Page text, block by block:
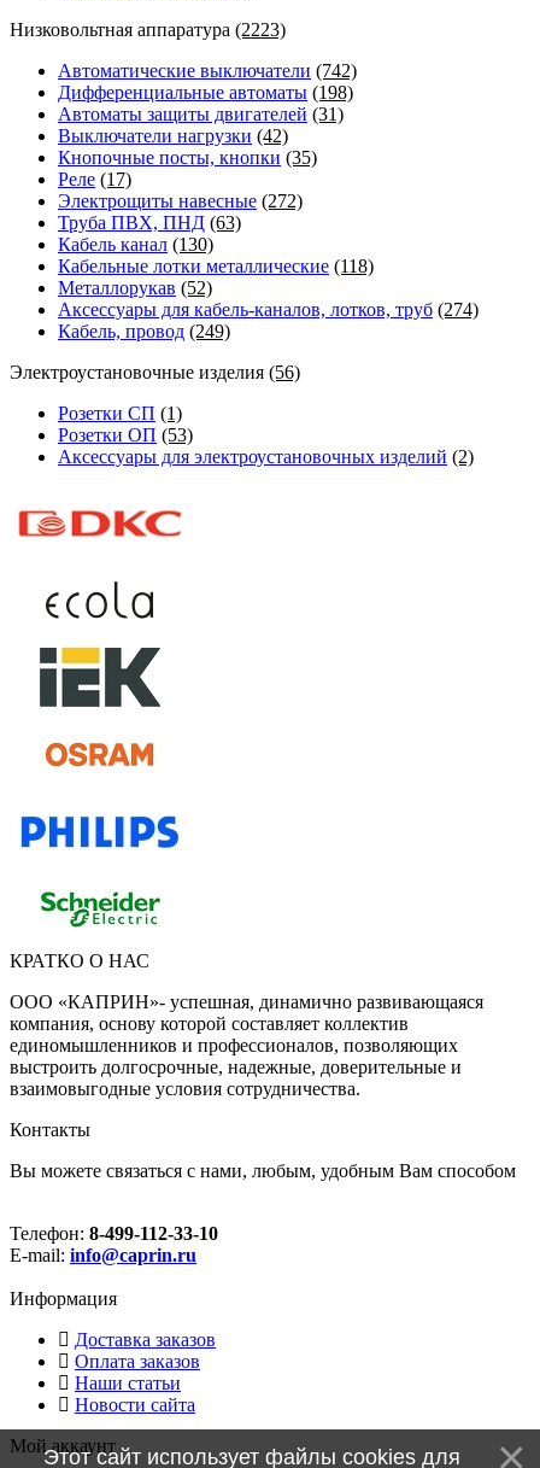
Низковольтная аппаратура (2223)
Автоматические выключатели (742)
Дифференциальные автоматы (198)
Автоматы защиты двигателей (31)
Выключатели нагрузки (42)
Кнопочные посты, кнопки (35)
Реле (17)
Электрощиты навесные (272)
Труба ПВХ, ПНД (63)
Кабель канал (130)
Кабельные лотки металлические (118)
Металлорукав (52)
Аксессуары для кабель-каналов, лотков, труб (274)
Кабель, провод (249)
Электроустановочные изделия (56)
Розетки СП (1)
Розетки ОП (53)
Аксессуары для электроустановочных изделий (2)
КРАТКО О НАС
ООО «КАПРИН»- успешная, динамично развивающаяся
компания, основу которой составляет коллектив
единомышленников и профессионалов, позволяющих
выстроить долгосрочные, надежные, доверительные и
взаимовыгодные условия сотрудничества.
Контакты
Вы можете связаться с нами, любым, удобным Вам способом
Телефон: 8-499-112-33-10
E-mail: info@caprin.ru
Информация
Доставка заказов
Оплата заказов
Наши статьи
Новости сайта
Мой аккаунт
Этот сайт использует файлы cookies для